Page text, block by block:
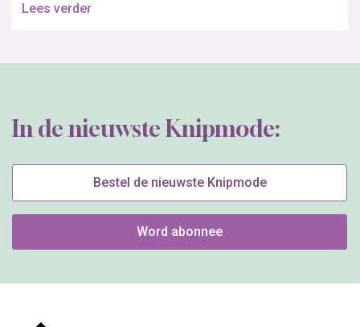
Lees verder
In de nieuwste Knipmode:
Bestel de nieuwste Knipmode
Word abonnee